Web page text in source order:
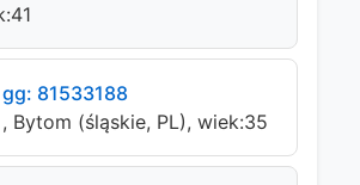
gg: 81533188
Bytom (śląskie, PL), wiek:35